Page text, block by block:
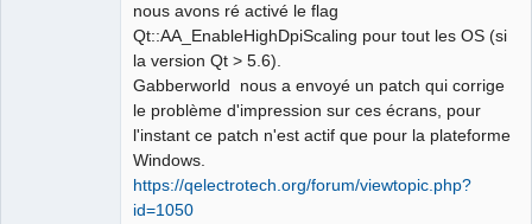
nous avons ré activé le flag
Qt::AA_EnableHighDpiScaling pour tout les OS (si
la version Qt > 5.6).
Gabberworld nous a envoyé un patch qui corrige
le problème d'impression sur ces écrans, pour
l'instant ce patch n'est actif que pour la plateforme
Windows.
https://qelectrotech.org/forum/viewtopic.php?
id=1050